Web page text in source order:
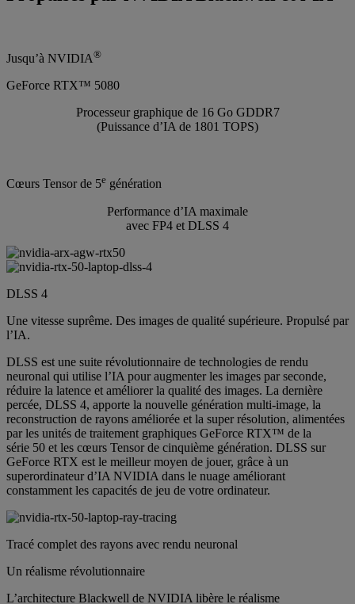
Jusqu’à NVIDIA®
GeForce RTX™ 5080
Processeur graphique de 16 Go GDDR7
(Puissance d’IA de 1801 TOPS)
Cœurs Tensor de 5e génération
Performance d’IA maximale
avec FP4 et DLSS 4
DLSS 4
Une vitesse suprême. Des images de qualité supérieure. Propulsé par
l’IA.
DLSS est une suite révolutionnaire de technologies de rendu
neuronal qui utilise l’IA pour augmenter les images par seconde,
réduire la latence et améliorer la qualité des images. La dernière
percée, DLSS 4, apporte la nouvelle génération multi-image, la
reconstruction de rayons améliorée et la super résolution, alimentées
par les unités de traitement graphiques GeForce RTX™ de la
série 50 et les cœurs Tensor de cinquième génération. DLSS sur
GeForce RTX est le meilleur moyen de jouer, grâce à un
superordinateur d’IA NVIDIA dans le nuage améliorant
constamment les capacités de jeu de votre ordinateur.
Tracé complet des rayons avec rendu neuronal
Un réalisme révolutionnaire
L’architecture Blackwell de NVIDIA libère le réalisme